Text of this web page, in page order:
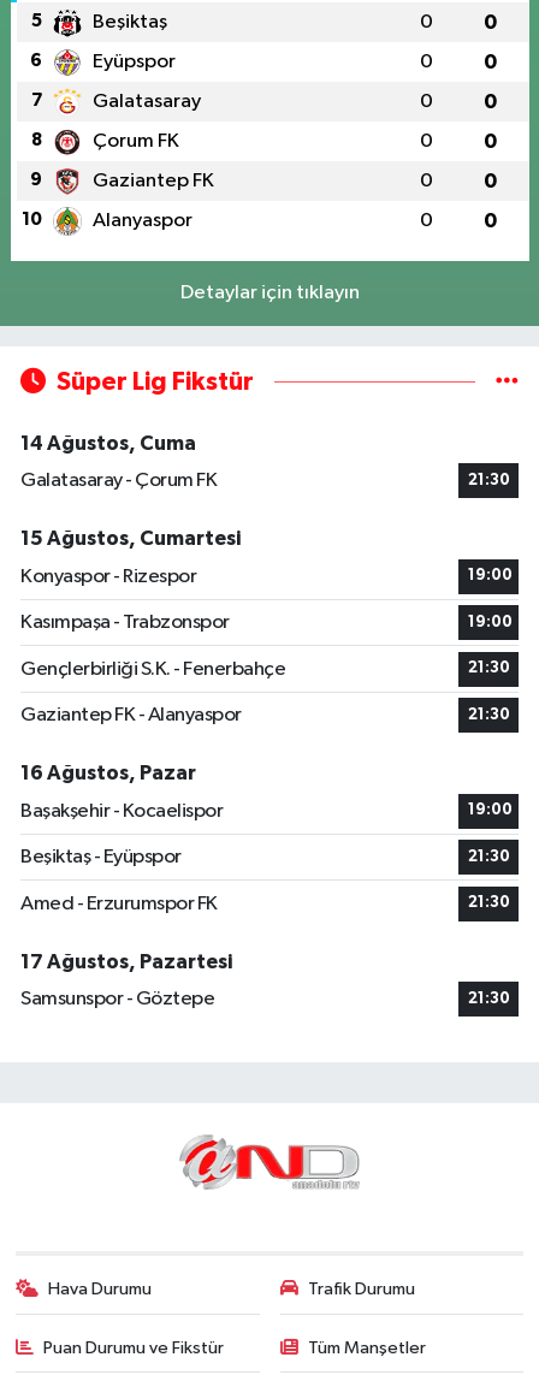
5 Beşiktaş 0 0
6 Eyüpspor 0 0
7 Galatasaray 0 0
8 Çorum FK 0 0
9 Gaziantep FK 0 0
10 Alanyaspor 0 0
Detaylar için tıklayın
Süper Lig Fikstür
14 Ağustos, Cuma
Galatasaray - Çorum FK
21:30
15 Ağustos, Cumartesi
Konyaspor - Rizespor
19:00
Kasımpaşa - Trabzonspor 19:00
Gençlerbirliği S.K. - Fenerbahçe 21:30
Gaziantep FK - Alanyaspor 21:30
16 Ağustos, Pazar
Başakşehir - Kocaelispor
19:00
Beşiktaş - Eyüpspor 21:30
Amed - Erzurumspor FK 21:30
17 Ağustos, Pazartesi
Samsunspor - Göztepe
21:30
Hava Durumu Trafik Durumu
Puan Durumu ve Fikstür Tüm Manşetler